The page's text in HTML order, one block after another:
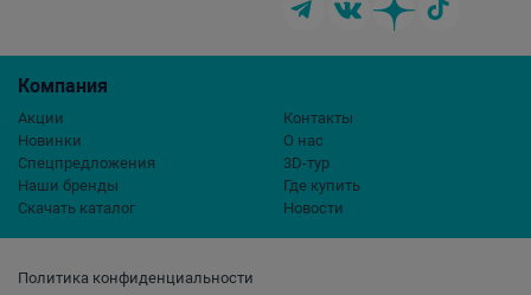
Политика конфиденциальности
Компания
Акции
Новинки
Спецпредложения
Наши бренды
Скачать каталог
Контакты
О нас
3D-тур
Где купить
Новости